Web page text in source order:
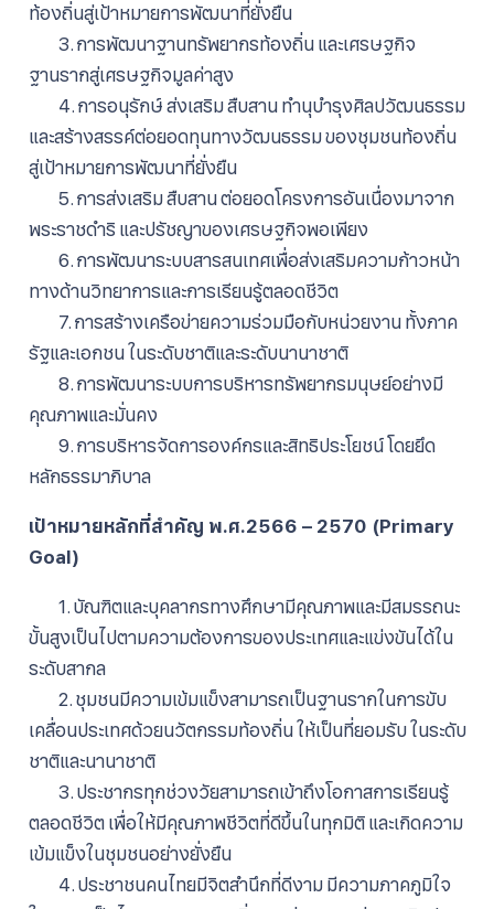
ท้องถิ่นสู่เป้าหมายการพัฒนาที่ยั่งยืน
3. การพัฒนาฐานทรัพยากรท้องถิ่น และเศรษฐกิจ
ฐานรากสู่เศรษฐกิจมูลค่าสูง
4. การอนุรักษ์ ส่งเสริม สืบสาน ทํานุบํารุงศิลปวัฒนธรรม
และสร้างสรรค์ต่อยอดทุนทางวัฒนธรรม ของชุมชนท้องถิ่น
สู่เป้าหมายการพัฒนาที่ยั่งยืน
5. การส่งเสริม สืบสาน ต่อยอดโครงการอันเนื่องมาจาก
พระราชดําริ และปรัชญาของเศรษฐกิจพอเพียง
6. การพัฒนาระบบสารสนเทศเพื่อส่งเสริมความก้าวหน้า
ทางด้านวิทยาการและการเรียนรู้ตลอดชีวิต
7. การสร้างเครือข่ายความร่วมมือกับหน่วยงาน ทั้งภาค
รัฐและเอกชน ในระดับชาติและระดับนานาชาติ
8. การพัฒนาระบบการบริหารทรัพยากรมนุษย์อย่างมี
คุณภาพและมั่นคง
9. การบริหารจัดการองค์กรและสิทธิประโยชน์ โดยยึด
หลักธรรมาภิบาล
เป้าหมายหลักที่สําคัญ พ.ศ.2566 – 2570 (Primary
Goal)
1. บัณฑิตและบุคลากรทางศึกษามีคุณภาพและมีสมรรถนะ
ขั้นสูงเป็นไปตามความต้องการของประเทศและแข่งขันได้ใน
ระดับสากล
2. ชุมชนมีความเข้มแข็งสามารถเป็นฐานรากในการขับ
เคลื่อนประเทศด้วยนวัตกรรมท้องถิ่น ให้เป็นที่ยอมรับ ในระดับ
ชาติและนานาชาติ
3. ประชากรทุกช่วงวัยสามารถเข้าถึงโอกาสการเรียนรู้
ตลอดชีวิต เพื่อให้มีคุณภาพชีวิตที่ดีขึ้นในทุกมิติ และเกิดความ
เข้มแข็งในชุมชนอย่างยั่งยืน
4. ประชาชนคนไทยมีจิตสํานึกที่ดีงาม มีความภาคภูมิใจ